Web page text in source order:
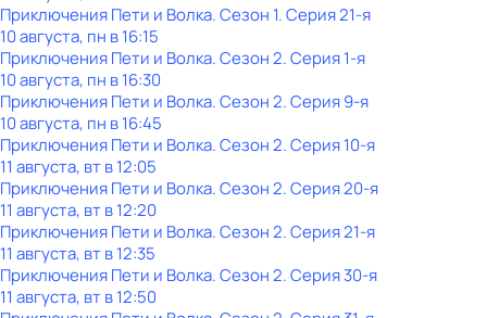
Приключения Пети и Волка. Сезон 1. Серия 21-я
10 августа, пн в 16:15
Приключения Пети и Волка. Сезон 2. Серия 1-я
10 августа, пн в 16:30
Приключения Пети и Волка. Сезон 2. Серия 9-я
10 августа, пн в 16:45
Приключения Пети и Волка. Сезон 2. Серия 10-я
11 августа, вт в 12:05
Приключения Пети и Волка. Сезон 2. Серия 20-я
11 августа, вт в 12:20
Приключения Пети и Волка. Сезон 2. Серия 21-я
11 августа, вт в 12:35
Приключения Пети и Волка. Сезон 2. Серия 30-я
11 августа, вт в 12:50